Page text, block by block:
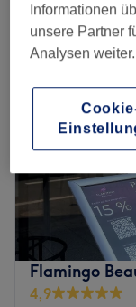
Flamingo
4,9
Informationen
unsere Partner
Analysen weiter.